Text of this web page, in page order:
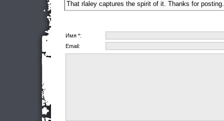
That rlaley captures the spirit of it. Thanks for posting.
Имя *:
Email: